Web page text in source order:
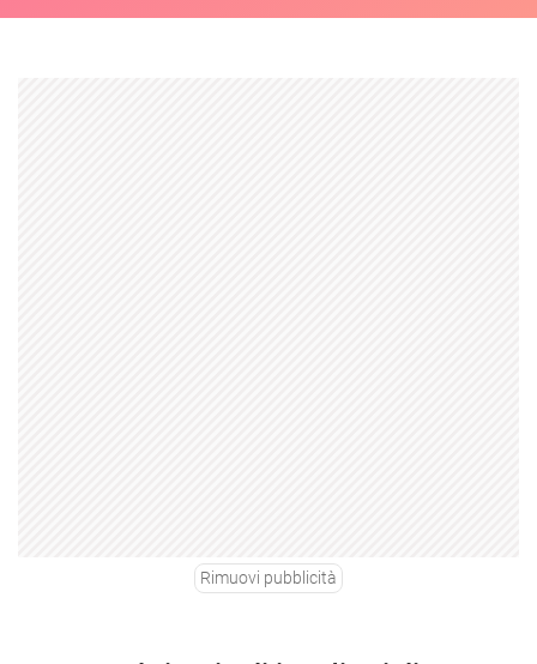
Rimuovi pubblicità